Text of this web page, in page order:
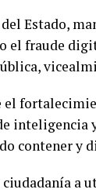
Estado,
el fraude
el
inteligencia
contener y
a